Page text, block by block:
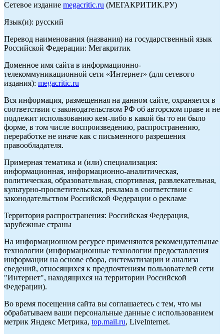
Сетевое издание megacritic.ru (МЕГАКРИТИК.РУ)
Язык(и): русский
Перевод наименования (названия) на государственный язык
Российской Федерации: Мегакритик
Доменное имя сайта в информационно-
телекоммуникационной сети «Интернет» (для сетевого
издания): megacritic.ru
Вся информация, размещенная на данном сайте, охраняется в
соответствии с законодательством РФ об авторском праве и не
подлежит использованию кем-либо в какой бы то ни было
форме, в том числе воспроизведению, распространению,
переработке не иначе как с письменного разрешения
правообладателя.
Примерная тематика и (или) специализация:
информационная, информационно-аналитическая,
политическая, образовательная, спортивная, развлекательная,
культурно-просветительская, реклама в соответствии с
законодательством Российской Федерации о рекламе
Территория распространения: Российская Федерация,
зарубежные страны
На информационном ресурсе применяются рекомендательные
технологии (информационные технологии предоставления
информации на основе сбора, систематизации и анализа
сведений, относящихся к предпочтениям пользователей сети
"Интернет", находящихся на территории Российской
Федерации).
Во время посещения сайта вы соглашаетесь с тем, что мы
обрабатываем ваши персональные данные с использованием
метрик Яндекс Метрика, top.mail.ru, LiveInternet.